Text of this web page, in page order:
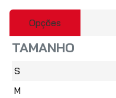
Avaliação:
CAPTCHA
Opções
TAMANHO
S
M